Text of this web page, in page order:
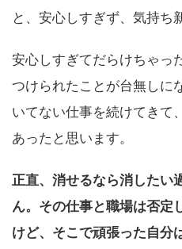
と、安心しすぎず、気持ち
安心しすぎてだらけちゃっ
つけられたことが台無しに
いてない仕事を続けてきて
あったと思います。
正直、消せるなら消したい
ん。その仕事と職場は否定
けど、そこで頑張った自分